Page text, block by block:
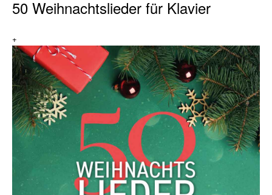
Kategorien & Produkte
10 Charthits
ACT Music
Die Ärzte
Die Toten Hosen
Rosenstolz
Die kleinen Songbooks
50 Weihnachtslieder für Klavier
+